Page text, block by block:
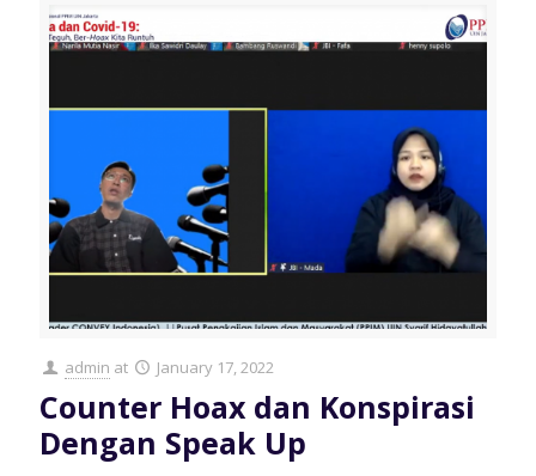
admin at January 17, 2022
Counter Hoax dan Konspirasi
Dengan Speak Up